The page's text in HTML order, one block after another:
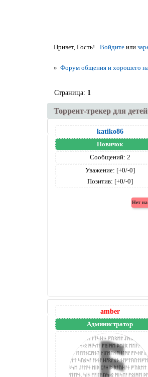
Привет, Гость! Войдитеили
» Форум общения и хорошего
Торрент-трекер для
Страница: 1
katiko86
Новичок
Сообщений: 2
Уважение: [+0/-0]
Позитив: [+0/-0]
amber
Администратор